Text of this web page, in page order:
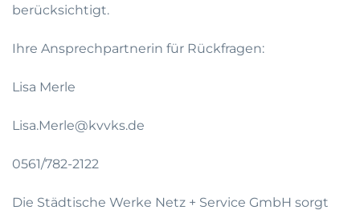
berücksichtigt.
Ihre Ansprechpartnerin für Rückfragen:
Lisa Merle
Lisa.Merle@kvvks.de
0561/782-2122
Die Städtische Werke Netz + Service GmbH sorgt